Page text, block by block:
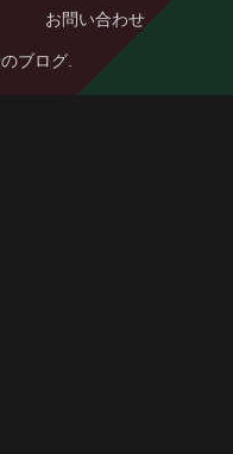
お問い合わせ
ブログ.